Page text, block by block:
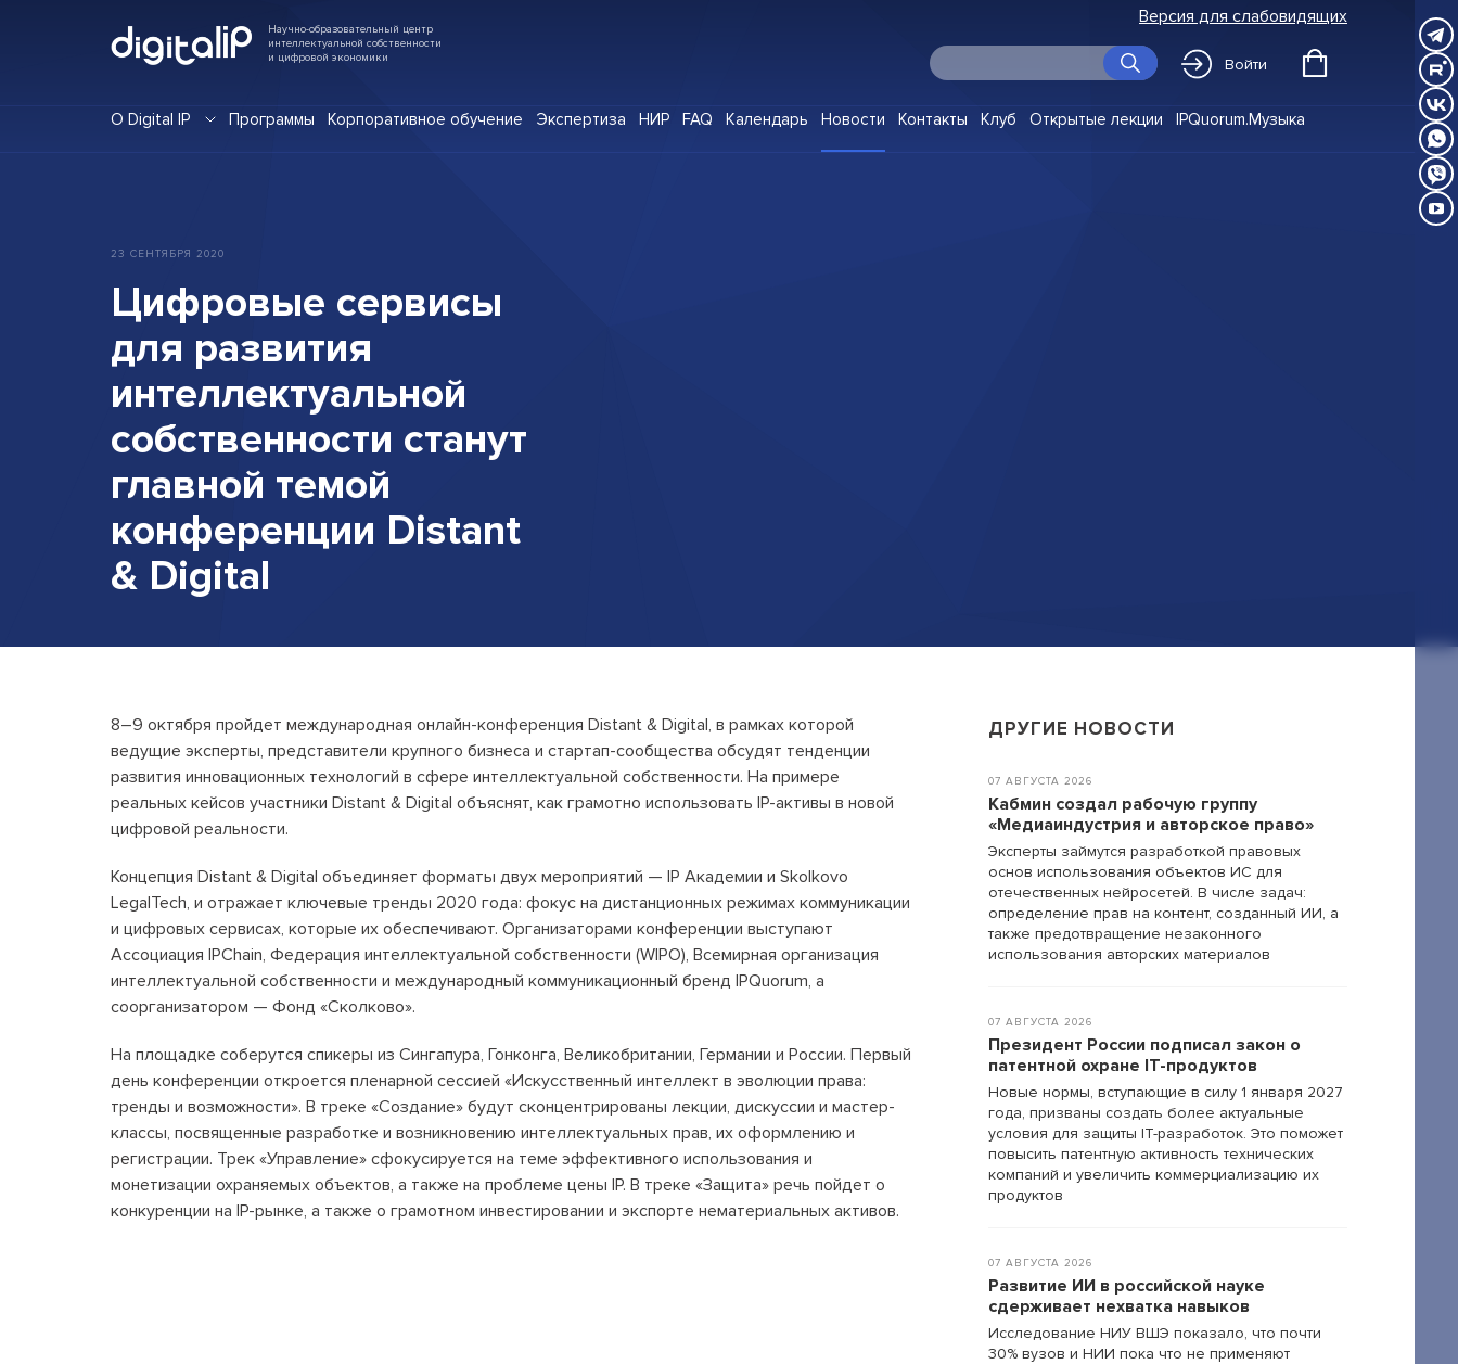
Научно-образовательный центр
интеллектуальной собственности
и цифровой экономики
Версия для слабовидящих
Войти
Договор-оферта
Согласие на обработку персональных
данных для регистрации на сайте
данных (Cookie)
Политика обработки персональных
данных
Положение об антикоррупционной
+7 495 789-00-47
О Digital IP Программы Корпоративное обучение Экспертиза НИР FAQ Календарь Новости Контакты Клуб Открытые лекции IPQuorum.Музыка
23 СЕНТЯБРЯ 2020
Цифровые сервисы
для развития
интеллектуальной
собственности станут
главной темой
конференции Distant
& Digital
8–9 октября пройдет международная онлайн-конференция Distant & Digital, в рамках которой
ведущие эксперты, представители крупного бизнеса и стартап-сообщества обсудят тенденции
развития инновационных технологий в сфере интеллектуальной собственности. На примере
реальных кейсов участники Distant & Digital объяснят, как грамотно использовать IP-активы в новой
цифровой реальности.
Концепция Distant & Digital объединяет форматы двух мероприятий — IP Академии и Skolkovo
LegalTech, и отражает ключевые тренды 2020 года: фокус на дистанционных режимах коммуникации
и цифровых сервисах, которые их обеспечивают. Организаторами конференции выступают
Ассоциация IPChain, Федерация интеллектуальной собственности (WIPO), Всемирная организация
интеллектуальной собственности и международный коммуникационный бренд IPQuorum, а
соорганизатором — Фонд «Сколково».
На площадке соберутся спикеры из Сингапура, Гонконга, Великобритании, Германии и России. Первый
день конференции откроется пленарной сессией «Искусственный интеллект в эволюции права:
тренды и возможности». В треке «Создание» будут сконцентрированы лекции, дискуссии и мастер-
классы, посвященные разработке и возникновению интеллектуальных прав, их оформлению и
регистрации. Трек «Управление» сфокусируется на теме эффективного использования и
монетизации охраняемых объектов, а также на проблеме цены IP. В треке «Защита» речь пойдет о
конкуренции на IP-рынке, а также о грамотном инвестировании и экспорте нематериальных активов.
ДРУГИЕ НОВОСТИ
07 АВГУСТА 2026
Кабмин создал рабочую группу
«Медиаиндустрия и авторское право»
Эксперты займутся разработкой правовых
основ использования объектов ИС для
отечественных нейросетей. В числе задач:
определение прав на контент, созданный ИИ, а
также предотвращение незаконного
использования авторских материалов
07 АВГУСТА 2026
Президент России подписал закон о
патентной охране IT-продуктов
Новые нормы, вступающие в силу 1 января 2027
года, призваны создать более актуальные
условия для защиты IT-разработок. Это поможет
повысить патентную активность технических
компаний и увеличить коммерциализацию их
продуктов
07 АВГУСТА 2026
Развитие ИИ в российской науке
сдерживает нехватка навыков
Исследование НИУ ВШЭ показало, что почти
30% вузов и НИИ пока что не применяют